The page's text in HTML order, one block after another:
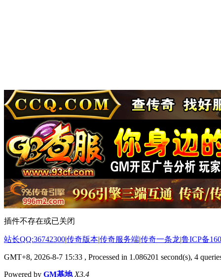
插件不存在或已关闭
站长QQ:36742300|传奇版本|传奇服务端|传奇一条龙|鲁ICP备
GMT+8, 2026-8-7 15:33 , Processed in 1.086201 second(s), 4
Powered by GM基地 X3.4